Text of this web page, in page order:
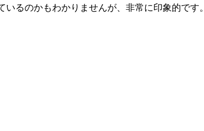
いるのかもわかりませんが、非常に印象的です。